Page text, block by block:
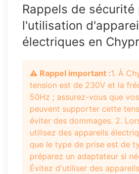
Rappels de sécurité
l'utilisation
électriques en
⚠️ Rappel important :1. À
tension est de 230V et la
50Hz ; assurez-vous que
peuvent supporter cette
éviter des dommages. 2.
utilisez des appareils
que le type de prise est de
préparez un adaptateur si
Évitez d'utiliser des